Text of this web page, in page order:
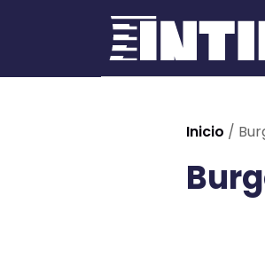
Inicio /